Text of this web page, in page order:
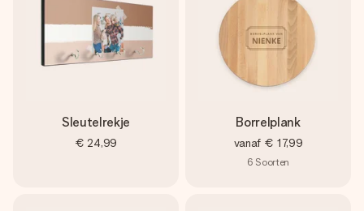
Sleutelrekje
€ 24,99
Borrelplank
vanaf € 17,99
6 Soorten